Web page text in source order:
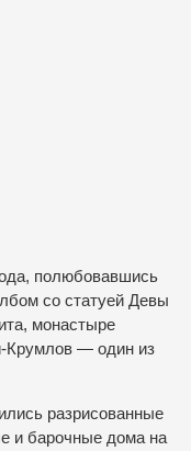
полюбовавшись
со статуей Девы
монастыре
Крумлов — один из
разрисованные
и барочные дома на